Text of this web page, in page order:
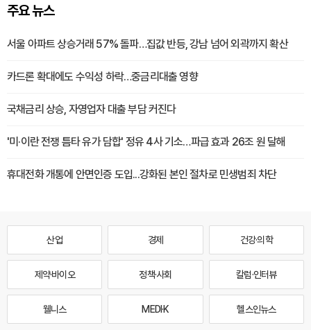
주요 뉴스
서울 아파트 상승거래 57% 돌파…집값 반등, 강남 넘어 외곽까지 확산
카드론 확대에도 수익성 하락…중금리대출 영향
국채금리 상승, 자영업자 대출 부담 커진다
'미·이란 전쟁 틈타 유가 담합' 정유 4사 기소…파급 효과 26조 원 달해
휴대전화 개통에 안면인증 도입...강화된 본인 절차로 민생범죄 차단
산업 경제 건강·의학
제약·바이오 정책·사회 칼럼·인터뷰
웰니스 MEDI·K 헬스인뉴스